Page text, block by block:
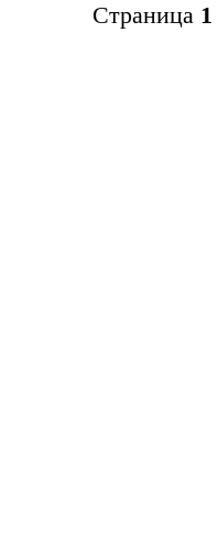
Страница 1